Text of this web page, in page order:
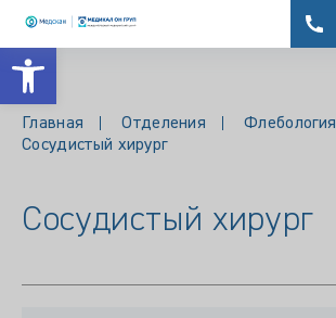
Открыть панель инструментов
Главная Отделения
Флебология
Сосудистый хирург
Сосудистый хирург